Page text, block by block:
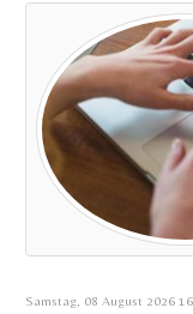
Samstag, 08 August 2026